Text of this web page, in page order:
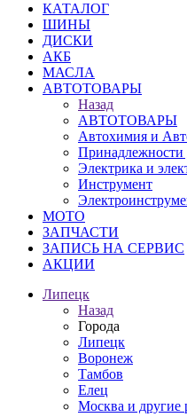
КАТАЛОГ
ШИНЫ
ДИСКИ
АКБ
МАСЛА
АВТОТОВАРЫ
Назад
АВТОТОВАРЫ
Автохимия и
Принадлежности
Электрика и
Инструмент
МОТО
ЗАПЧАСТИ
ЗАПИСЬ НА СЕРВИС
АКЦИИ
Липецк
Назад
Города
Липецк
Воронеж
Тамбов
Елец
Москва и другие